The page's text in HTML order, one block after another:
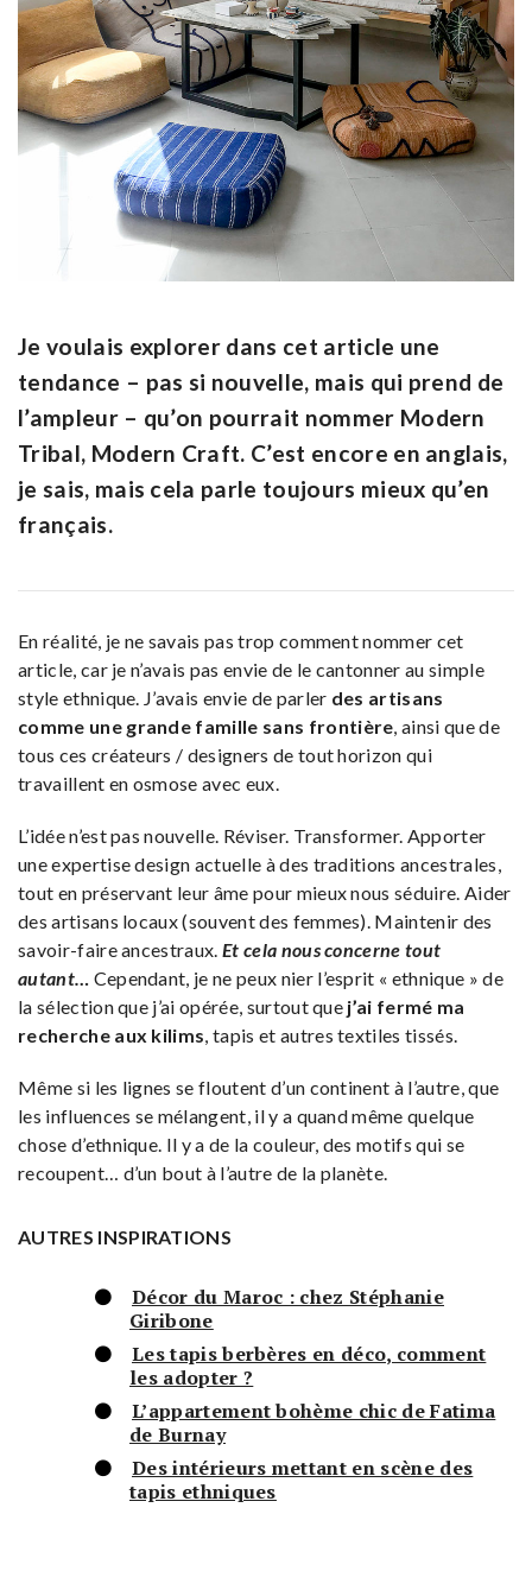
Je voulais explorer dans cet article une
tendance – pas si nouvelle, mais qui prend de
l’ampleur – qu’on pourrait nommer Modern
Tribal, Modern Craft. C’est encore en anglais,
je sais, mais cela parle toujours mieux qu’en
français.
En réalité, je ne savais pas trop comment nommer cet
article, car je n’avais pas envie de le cantonner au simple
style ethnique. J’avais envie de parler des artisans
comme une grande famille sans frontière , ainsi que de
tous ces créateurs / designers de tout horizon qui
travaillent en osmose avec eux.
L’idée n’est pas nouvelle. Réviser. Transformer. Apporter
une expertise design actuelle à des traditions ancestrales,
tout en préservant leur âme pour mieux nous séduire. Aider
des artisans locaux (souvent des femmes). Maintenir des
savoir-faire ancestraux.Et cela nous concerne tout
autant… Cependant, je ne peux nier l’esprit « ethnique » de
la sélection que j’ai opérée, surtout que j’ai fermé ma
recherche aux kilims , tapis et autres textiles tissés.
Même si les lignes se floutent d’un continent à l’autre, que
les influences se mélangent, il y a quand même quelque
chose d’ethnique. Il y a de la couleur, des motifs qui se
recoupent… d’un bout à l’autre de la planète.
AUTRES INSPIRATIONS
Décor du Maroc : chez Stéphanie
Giribone
Les tapis berbères en déco, comment
les adopter ?
L’appartement bohème chic de Fatima
de Burnay
Des intérieurs mettant en scène des
tapis ethniques